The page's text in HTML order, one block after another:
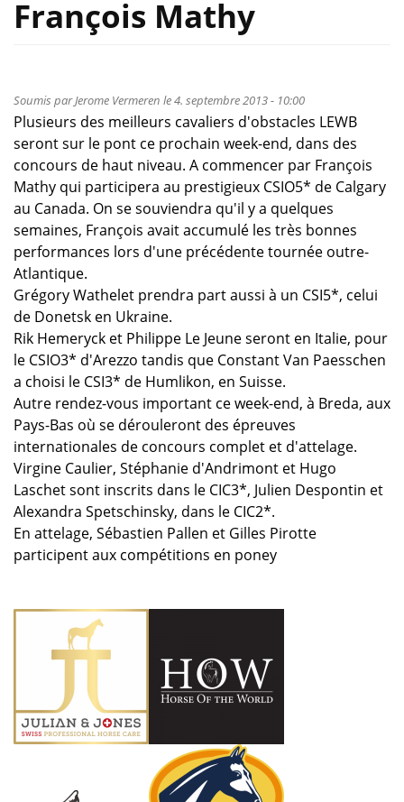
François Mathy
Soumis parJerome Vermeren le 4. septembre 2013 - 10:00
Plusieurs des meilleurs cavaliers d'obstacles LEWB
seront sur le pont ce prochain week-end, dans des
concours de haut niveau. A commencer par François
Mathy qui participera au prestigieux CSIO5* de Calgary
au Canada. On se souviendra qu'il y a quelques
semaines, François avait accumulé les très bonnes
performances lors d'une précédente tournée outre-
Atlantique.
Grégory Wathelet prendra part aussi à un CSI5*, celui
de Donetsk en Ukraine.
Rik Hemeryck et Philippe Le Jeune seront en Italie, pour
le CSIO3* d'Arezzo tandis que Constant Van Paesschen
a choisi le CSI3* de Humlikon, en Suisse.
Autre rendez-vous important ce week-end, à Breda, aux
Pays-Bas où se dérouleront des épreuves
internationales de concours complet et d'attelage.
Virgine Caulier, Stéphanie d'Andrimont et Hugo
Laschet sont inscrits dans le CIC3*, Julien Despontin et
Alexandra Spetschinsky, dans le CIC2*.
En attelage, Sébastien Pallen et Gilles Pirotte
participent aux compétitions en poney